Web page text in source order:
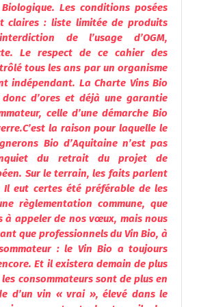
Les conditions posées
claires : liste limitée de produits
de l’usage d’OGM,
Le respect de ce cahier des
tous les ans par un organisme
indépendant. La Charte Vins Bio
donc d’ores et déjà une garantie
celle d’une démarche Bio
la raison pour laquelle le
Bio d’Aquitaine n’est pas
du retrait du projet de
Sur le terrain, les faits parlent
Il eut certes été préférable de les
règlementation commune, que
à appeler de nos vœux, mais nous
que professionnels du Vin Bio, à
: le Vin Bio a toujours
Et il existera demain de plus
consommateurs sont de plus en
d’un vin « vrai », élevé dans le